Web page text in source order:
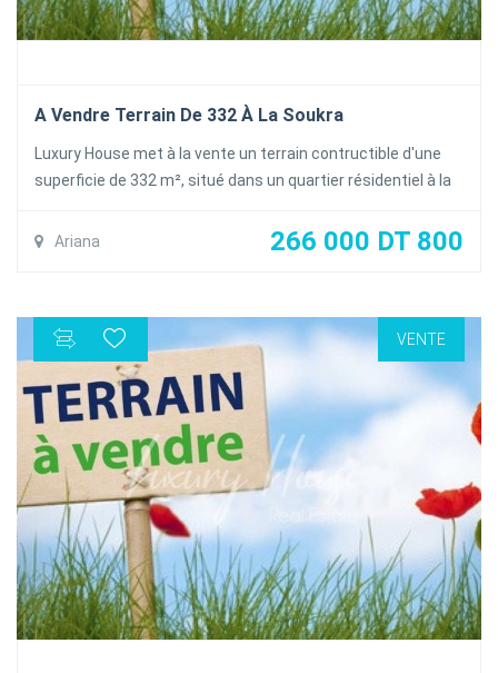
A Vendre Terrain De 332 À La Soukra
Luxury House met à la vente un terrain contructible d'une
superficie de 332 m², situé dans un quartier résidentiel à la
Prix de vente: 800 DT/m²
Ariana 266 000 DT 800
VENTE